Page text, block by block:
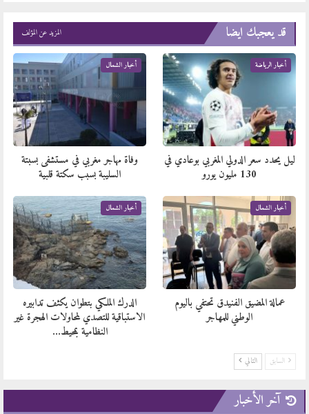
قد يعجبك ايضا المزيد عن المؤلف
أخبار الرياضة
​ليل يحدد سعر الدولي المغربي بوعادي في
130 مليون يورو
أخبار الشمال
وفاة مهاجر مغربي في مستشفى بسبتة
السليبة بسبب سكتة قلبية
أخبار الشمال
عمالة المضيق الفنيدق تحتفي باليوم
الوطني للمهاجر
أخبار الشمال
الدرك الملكي بتطوان يكثف تدابيره
الاستباقية للتصدي لمحاولات الهجرة غير
النظامية بمحيط…
السابق التالي
آخر الأخبار